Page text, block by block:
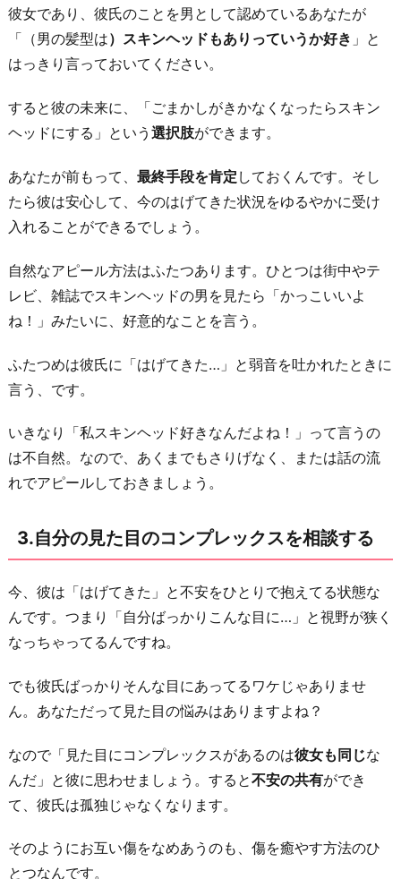
相
談
す
4.
み
を
聞
て
み
る
に
協
力
る
6.
彼
氏
と
結
婚
望
が
あ
こ
彼女であり、彼氏のことを男として認めているあなたが
「（男の髪型は）スキンヘッドもありっていうか好き 」と
はっきり言っておいてください。
すると彼の未来に、「ごまかしがきかなくなったらスキン
ヘッドにする」という 選択肢ができます。
あなたが前もって、 最終手段を肯定 しておくんです。そし
たら彼は安心して、今のはげてきた状況をゆるやかに受け
入れることができるでしょう。
自然なアピール方法はふたつあります。ひとつは街中やテ
レビ、雑誌でスキンヘッドの男を見たら「かっこいいよ
ね！」みたいに、好意的なことを言う。
ふたつめは彼氏に「はげてきた…」と弱音を吐かれたときに
言う、です。
いきなり「私スキンヘッド好きなんだよね！」って言うの
は不自然。なので、あくまでもさりげなく、または話の流
れでアピールしておきましょう。
3.自分の見た目のコンプレックスを相談する
今、彼は「はげてきた」と不安をひとりで抱えてる状態な
んです。つまり「自分ばっかりこんな目に…」と視野が狭く
なっちゃってるんですね。
でも彼氏ばっかりそんな目にあってるワケじゃありませ
ん。あなただって見た目の悩みはありますよね？
なので「見た目にコンプレックスがあるのは彼女も同じな
んだ」と彼に思わせましょう。すると不安の共有ができ
て、彼氏は孤独じゃなくなります。
そのようにお互い傷をなめあうのも、傷を癒やす方法のひ
とつなんです。